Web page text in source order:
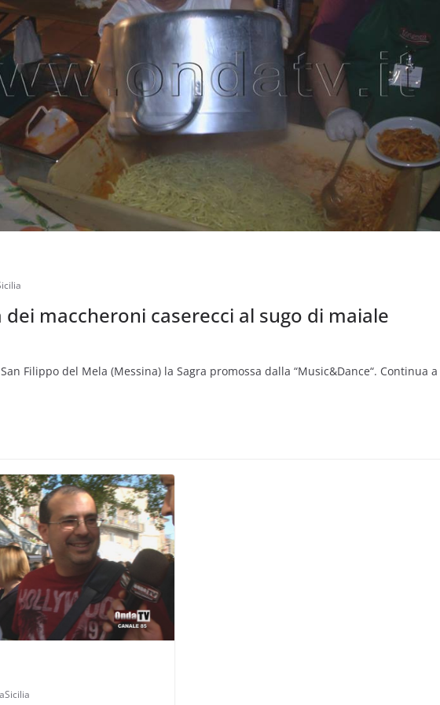
dei maccheroni caserecci al sugo di maiale
Filippo del Mela (Messina) la Sagra promossa dalla “Music&Dance“. Continua a